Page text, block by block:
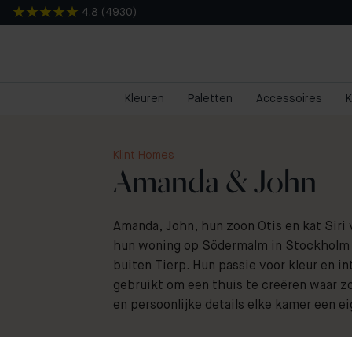
4.8 ( 4930 )
Kleuren Paletten Accessoires
Klint Homes
Amanda & John
Amanda, John, hun zoon Otis en kat
hun woning op Södermalm in
buiten Tierp. Hun passie voor kleur en
gebruikt om een thuis te creëren waar
en persoonlijke details elke kamer een